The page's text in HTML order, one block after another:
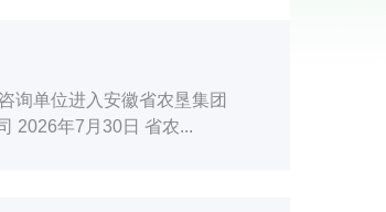
询单位进入安徽省农垦集团
造价咨询服务供应商库，现予以公布。安徽省农垦集团有限公司 2026年7月30日 省农...